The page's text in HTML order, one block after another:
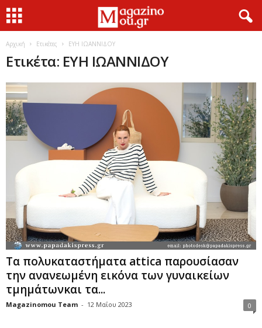
Αρχική Ετικέτες ΕΥΗ ΙΩΑΝΝΙΔΟΥ
Ετικέτα: ΕΥΗ ΙΩΑΝΝΙΔΟΥ
Τα πολυκαταστήματα attica παρουσίασαν
την ανανεωμένη εικόνα των γυναικείων
τμημάτωνκαι τα...
Magazinomou Team - 12 Μαΐου 2023 0